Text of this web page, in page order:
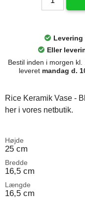
Levering
Eller
Bestil inden i morgen
leveret mandag d.
Rice Keramik Vase -
her i vores netbutik.
Højde
25 cm
Bredde
16,5 cm
Længde
16,5 cm